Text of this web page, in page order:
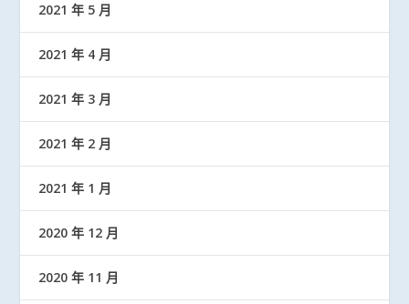
2021 年 5 月
2021 年 4 月
2021 年 3 月
2021 年 2 月
2021 年 1 月
2020 年 12 月
2020 年 11 月